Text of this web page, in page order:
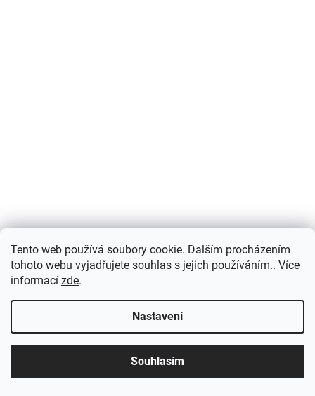
Tento web používá soubory cookie. Dalším procházením
tohoto webu vyjadřujete souhlas s jejich používáním.. Více
informací zde.
Nastavení
Souhlasím